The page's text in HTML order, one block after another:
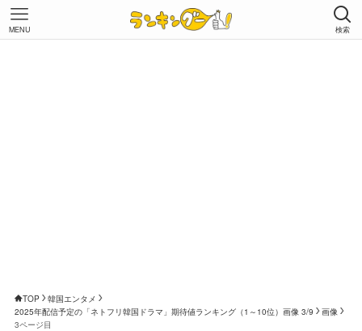
検索
MENU
TOP
韓国エンタメ
2025年配信予定の「ネトフリ韓国ドラマ」期待値ランキング（1～10位）画像 3/9
画像
3ページ目